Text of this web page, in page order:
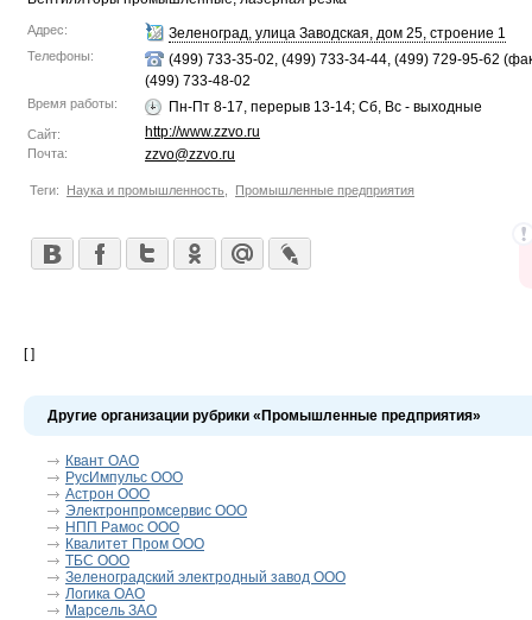
Адрес: Зеленоград, улица Заводская, дом 25, строение 1
Телефоны:
(499) 733-35-02, (499) 733-34-44, (499) 729-95-62
(499) 733-48-02
Время работы: Пн-Пт 8-17, перерыв 13-14; Сб, Вс - выходные
Сайт: http://www.zzvo.ru
Почта: zzvo@zzvo.ru
Теги: Наука и промышленность Промышленные предприятия
[ ]
Другие организации рубрики «Промышленные предприятия»
Квант ОАО
РусИмпульс ООО
Астрон ООО
Электронпромсервис ООО
НПП Рамос ООО
Квалитет Пром ООО
ТБС ООО
Зеленоградский электродный завод ООО
Логика ОАО
Марсель ЗАО